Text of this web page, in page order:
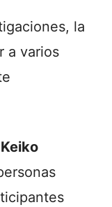
la
a varios